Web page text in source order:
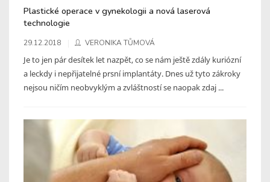
Plastické operace v gynekologii a nová laserová
technologie
29.12.2018 VERONIKA TŮMOVÁ
Je to jen pár desítek let nazpět, co se nám ještě zdály kuriózní
a leckdy i nepřijatelné prsní implantáty. Dnes už tyto zákroky
nejsou ničím neobvyklým a zvláštností se naopak zdaj ...